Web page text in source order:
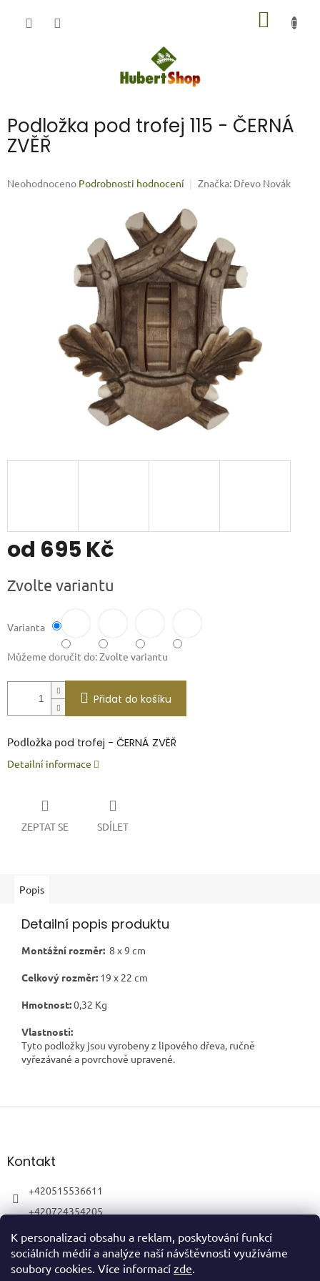
K personalizaci obsahu a reklam, poskytování funkcí
sociálních médií a analýze naší návštěvnosti využíváme
soubory cookies. Více informací zde.
Podložka pod trofej 115 - ČERNÁ
ZVĚŘ
Průměrné
Neohodnoceno Podrobnosti hodnocení Značka: Dřevo Novák
od 695 Kč
cena:
Zvolte variantu
Varianta
Můžeme doručit do:Zvolte variantu
Přidat do košíku
Podložka pod trofej - ČERNÁ ZVĚŘ
Detailní informace
ZEPTAT SE SDÍLET
Popis
Detailní popis produktu
Montážní rozměr: 8 x 9 cm
Celkový rozměr: 19 x 22 cm
Hmotnost:0,32 Kg
Vlastnosti:
Tyto podložky jsou vyrobeny z lipového dřeva, ručně
vyřezávané a povrchově upravené.
Z
aKontakt
+420515536611
+420724354205